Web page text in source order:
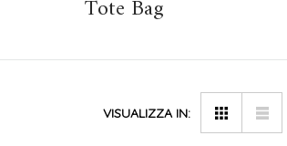
Tote Bag
VISUALIZZA IN: